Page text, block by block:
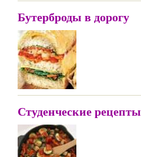
Бутерброды в дорогу
Студенческие рецепты